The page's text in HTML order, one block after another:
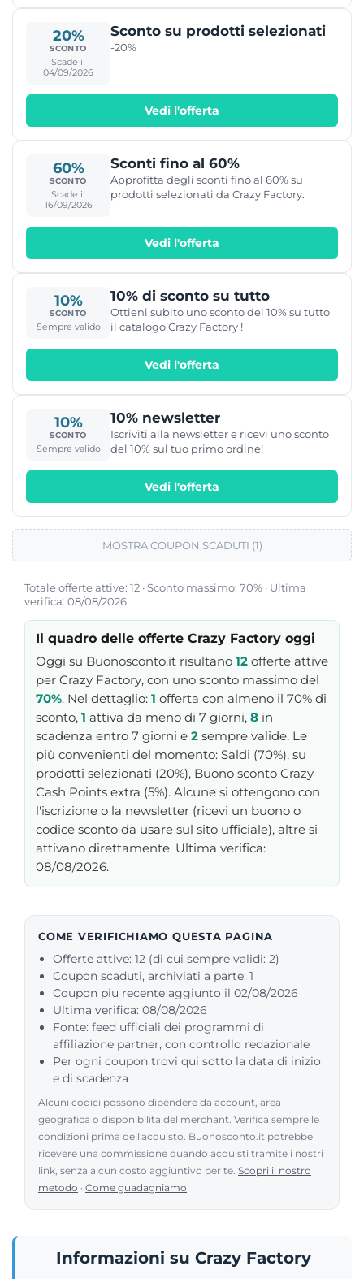
Totale offerte attive: 12 · Sconto massimo: 70% · Ultima
verifica: 08/08/2026
Il quadro delle offerte Crazy Factory oggi
Oggi su Buonosconto.it risultano 12 offerte attive
per Crazy Factory, con uno sconto massimo del
70%. Nel dettaglio: 1 offerta con almeno il 70% di
sconto, 1 attiva da meno di 7 giorni, 8 in
scadenza entro 7 giorni e 2 sempre valide. Le
più convenienti del momento: Saldi (70%), su
prodotti selezionati (20%), Buono sconto Crazy
Cash Points extra (5%). Alcune si ottengono con
l'iscrizione o la newsletter (ricevi un buono o
codice sconto da usare sul sito ufficiale), altre si
attivano direttamente. Ultima verifica:
08/08/2026.
COME VERIFICHIAMO QUESTA PAGINA
Offerte attive: 12 (di cui sempre validi: 2)
Coupon scaduti, archiviati a parte: 1
Coupon piu recente aggiunto il 02/08/2026
Ultima verifica: 08/08/2026
Fonte: feed ufficiali dei programmi di
affiliazione partner, con controllo redazionale
Per ogni coupon trovi qui sotto la data di inizio
e di scadenza
Alcuni codici possono dipendere da account, area
geografica o disponibilita del merchant. Verifica sempre le
condizioni prima dell'acquisto. Buonosconto.it potrebbe
ricevere una commissione quando acquisti tramite i nostri
link, senza alcun costo aggiuntivo per te. Scopri il nostro
metodo · Come guadagniamo
20%
SCONTO
Scade il
04/09/2026
Sconto su prodotti selezionati
-20%
Vedi l'offerta
60%
SCONTO
Scade il
16/09/2026
Sconti fino al 60%
Approfitta degli sconti fino al 60% su
prodotti selezionati da Crazy Factory.
Vedi l'offerta
10%
SCONTO
Sempre valido
10% di sconto su tutto
Ottieni subito uno sconto del 10% su tutto
il catalogo Crazy Factory !
Vedi l'offerta
10%
SCONTO
Sempre valido
10% newsletter
Iscriviti alla newsletter e ricevi uno sconto
del 10% sul tuo primo ordine!
Vedi l'offerta
MOSTRA COUPON SCADUTI (1)
Informazioni su Crazy Factory